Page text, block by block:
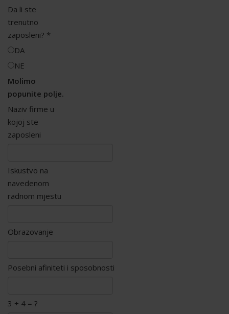
Da li ste
trenutno
zaposleni? *
DA
NE
Molimo
popunite polje.
Naziv firme u
kojoj ste
zaposleni
Iskustvo na
navedenom
radnom mjestu
Obrazovanje
Posebni afiniteti i sposobnosti
3 + 4 = ?